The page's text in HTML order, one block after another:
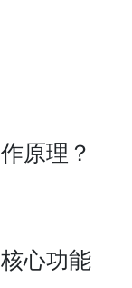
原理？
心功能